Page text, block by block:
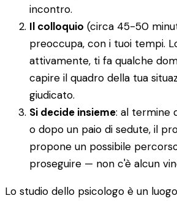
incontro.
Il colloquio (circa 45-50
preoccupa, con i tuoi tempi.
attivamente, ti fa qualche
capire il quadro della tua
giudicato.
Si decide insieme: al termine
o dopo un paio di sedute, il
propone un possibile
proseguire — non c'è alcun
Lo studio dello psicologo è un